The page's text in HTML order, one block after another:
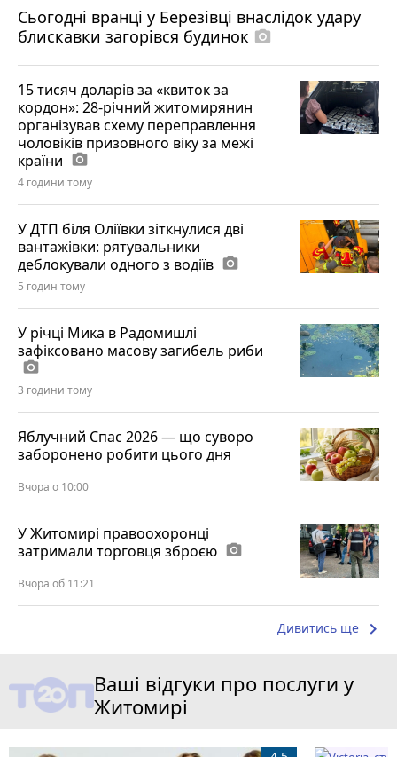
Сьогодні вранці у Березівці внаслідок удару
блискавки загорівся будинок photo_camera
15 тисяч доларів за «квиток за
кордон»: 28-річний житомирянин
організував схему переправлення
чоловіків призовного віку за межі
країни photo_camera
4 години тому
У ДТП біля Оліївки зіткнулися дві
вантажівки: рятувальники
деблокували одного з водіїв photo_camera
5 годин тому
У річці Мика в Радомишлі
зафіксовано масову загибель риби
photo_camera
3 години тому
Яблучний Спас 2026 — що суворо
заборонено робити цього дня
Вчора о 10:00
У Житомирі правоохоронці
затримали торговця зброєю photo_camera
Вчора об 11:21
Дивитись ще keyboard_arrow_right
Ваші відгуки про послуги у
Житомирі